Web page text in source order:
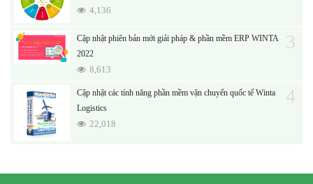
4,136
Cập nhật phiên bản mới giải pháp & phần mềm ERP WINTA
2022
8,613
3
Cập nhật các tính năng phần mềm vận chuyển quốc tế Winta
Logistics
22,018
4